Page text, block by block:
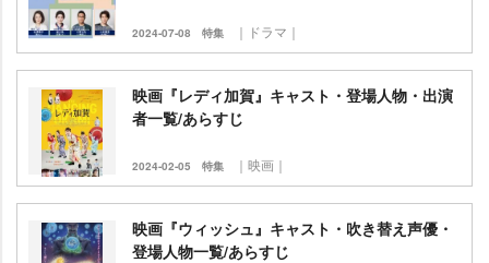
2024-07-08 特集 ｜ドラマ｜
映画『レディ加賀』キャスト・登場人物・出演
者一覧/あらすじ
2024-02-05 特集 ｜映画｜
映画『ウィッシュ』キャスト・吹き替え声優・
登場人物一覧/あらすじ